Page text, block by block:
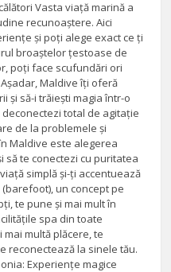
Vasta viață marină a
recunoaștere. Aici
și poți alege exact ce ți
broaștelor țestoase de
poți face scufundări ori
Maldive îți oferă
și să-i trăiești magia într-o
total de agitație
de la problemele și
Maldive este alegerea
să te conectezi cu puritatea
simplă și-ți accentuează
un concept pe
te pune și mai mult în
spa din toate
multă plăcere, te
reconectează la sinele tău.
Experiențe magice